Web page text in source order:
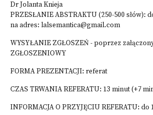
Dr Jolanta Knieja
PRZESŁANIE ABSTRAKTU (250-500 słów):
na adres: lalsemantica@gmail.com
WYSYŁANIE ZGŁOSZEŃ - poprzez
ZGŁOSZENIOWY
FORMA PREZENTACJI: referat
CZAS TRWANIA REFERATU: 13 minut (+7
INFORMACJA O PRZYJĘCIU REFERATU: do